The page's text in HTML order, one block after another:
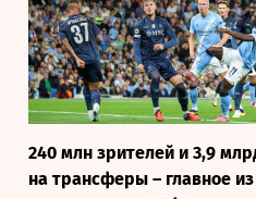
240 млн зрителей и 3,9
на трансферы – главное из